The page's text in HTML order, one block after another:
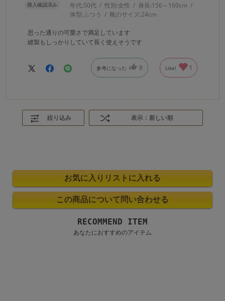
購入確認済み 年代:50代 性別:女性 身長:156～160cm
体型:ふつう 靴のサイズ:24cm
思った通りの可愛さで満足しています
縫製もしっかりしていて長く使えそうです
参考になった 0 Like! 1
絞り込み 表示：新しい順
RECOMMEND ITEM
あなたにおすすめのアイテム